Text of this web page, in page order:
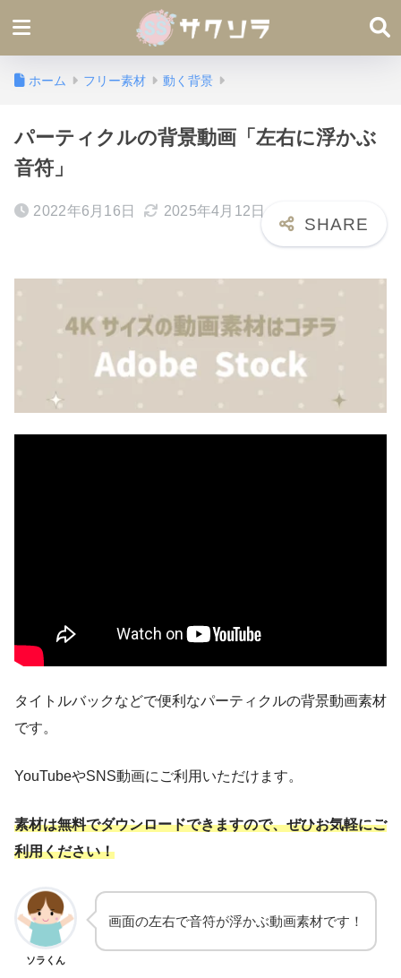
ホーム フリー素材 動く背景
パーティクルの背景動画「左右に浮かぶ
音符」
2022年6月16日 2025年4月12日
タイトルバックなどで便利なパーティクルの背景動画素材
です。
YouTubeやSNS動画にご利用いただけます。
素材は無料でダウンロードできますので、ぜひお気軽にご
利用ください！
ソラくん
画面の左右で音符が浮かぶ動画素材です！